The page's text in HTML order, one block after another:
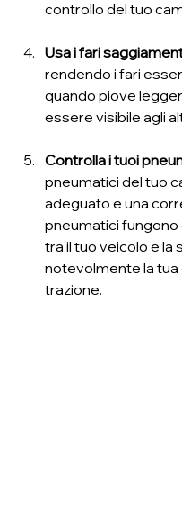
controllo del tuo
Usa i fari
rendendo i fari
quando piove
essere visibile agli
Controlla i tuoi
pneumatici del tuo
adeguato e una
pneumatici
tra il tuo veicolo e la
notevolmente la tua
trazione.